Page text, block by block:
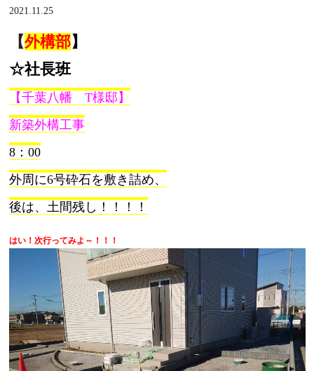
2021.11.25
【外構部】
☆社長班
【千葉八幡 T様邸】
新築外構工事
8：00
外周に6号砕石を敷き詰め、
後は、土間残し！！！！
はい！次行ってみよ～！！！